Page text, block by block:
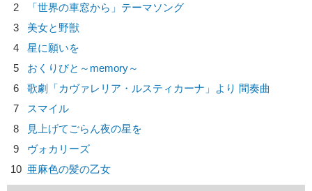
2
「世界の車窓から」テーマソング
3
美女と野獣
4
星に願いを
5
おくりびと～memory～
6
歌劇「カヴァレリア・ルスティカーナ」より 間奏曲
7
スマイル
8
見上げてごらん夜の星を
9
ヴォカリーズ
10 亜麻色の髪の乙女